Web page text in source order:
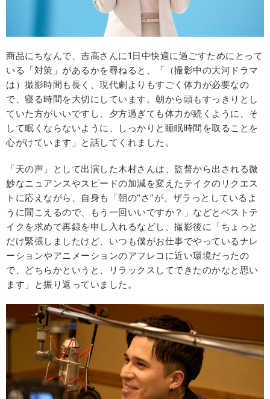
商品にちなんで、吉高さんに1日中快適に過ごすためにとって
いる「対策」があるかを尋ねると、「（撮影中の大河ドラマ
は）撮影時間も長く、現代劇よりもすごく体力が必要なの
で、寝る時間を大切にしています。朝から頭もすっきりとし
ていた方がいいですし、夕方過ぎても体力が続くように、そ
して眠くならないように、しっかりと睡眠時間を取ることを
心がけています」と話してくれました。
「天の声」として出演した木村さんは、監督から出される微
妙なニュアンスやスピードの加減を変えたテイクのリクエス
トに応えながら、自身も「朝の“さ”が、ザラっとしているよ
うに聞こえるので、もう一回いいですか？」などとベストテ
イクを求めて再録を申し入れるなどし、撮影後に「ちょっと
だけ緊張しましたけど、いつも僕がお仕事でやっているナレ
ーションやアニメーションのアフレコに近い環境だったの
で、どちらかというと、リラックスしてできたのかなと思い
ます」と振り返っていました。